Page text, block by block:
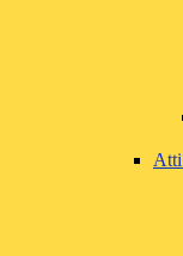
Atti